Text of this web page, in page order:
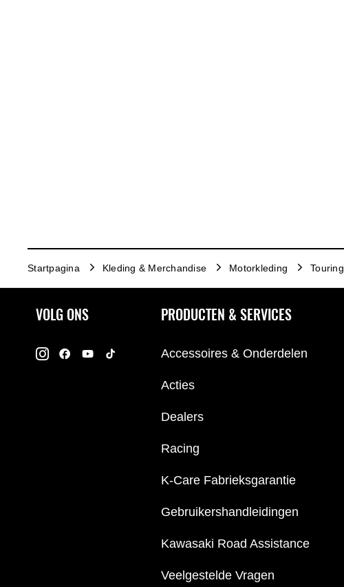
Startpagina Kleding & Merchandise Motorkleding Touring
VOLG ONS PRODUCTEN & SERVICES
Accessoires & Onderdelen
Acties
Dealers
Racing
K-Care Fabrieksgarantie
Gebruikershandleidingen
Kawasaki Road Assistance
Veelgestelde Vragen